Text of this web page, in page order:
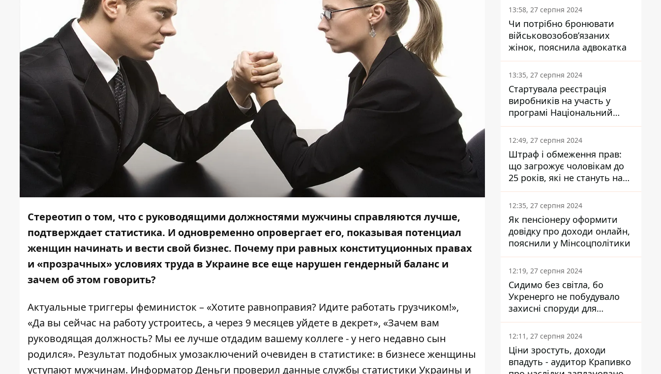
Стереотип о том, что с руководящими должностями мужчины справляются лучше,
подтверждает статистика. И одновременно опровергает его, показывая потенциал
женщин начинать и вести свой бизнес. Почему при равных конституционных правах
и «прозрачных»условиях труда в Украине все еще нарушен гендерный баланс и
зачем об этом говорить?
Актуальные триггеры феминисток – «Хотите равноправия? Идите работать грузчиком!»,
«Да вы сейчас на работу устроитесь, а через 9 месяцев уйдете в декрет», «Зачем вам
руководящая должность? Мы ее лучше отдадим вашему коллеге - у него недавно сын
родился». Результат подобных умозаключений очевиден в статистике: в бизнесе женщины
уступают мужчинам. Информатор Деньги проверил данные службы статистики Украины и
13:58, 27 серпня 2024
Чи потрібно бронювати
військовозобов’язаних
жінок, пояснила адвокатка
13:35, 27 серпня 2024
Стартувала реєстрація
виробників на участь у
програмі Національний
кешбек: як це зробити
через портал Дія
12:49, 27 серпня 2024
Штраф і обмеження прав:
що загрожує чоловікам до
25 років, які не стануть на
військовий облік
12:35, 27 серпня 2024
Як пенсіонеру оформити
довідку про доходи онлайн,
пояснили у Мінсоцполітики
12:19, 27 серпня 2024
Сидимо без світла, бо
Укренерго не побудувало
захисні споруди для
енергетики - нардеп
Кучеренко
12:11, 27 серпня 2024
Ціни зростуть, доходи
впадуть - аудитор Крапивко